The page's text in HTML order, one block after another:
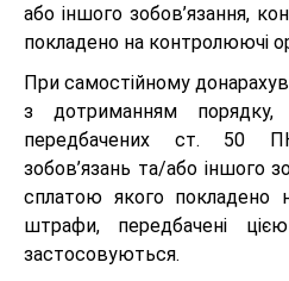
або іншого зобов’язання,
покладено на контролюючі
При самостійному
з дотриманням
передбачених ст. 50
зобов’язань та/або іншого
сплатою якого покладено
штрафи, передбачені
застосовуються.